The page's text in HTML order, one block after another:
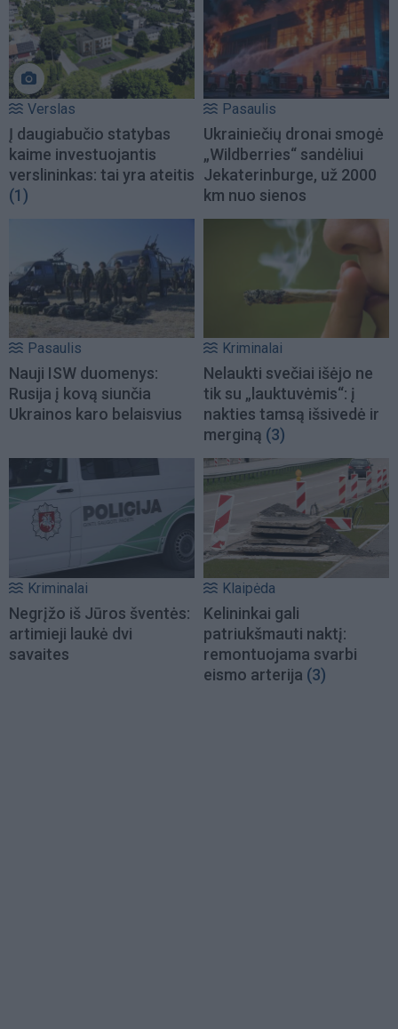
Verslas
Į daugiabučio statybas
kaime investuojantis
verslininkas: tai yra ateitis
(1)
Pasaulis
Ukrainiečių dronai smogė
„Wildberries“ sandėliui
Jekaterinburge, už 2000
km nuo sienos
Pasaulis
Nauji ISW duomenys:
Rusija į kovą siunčia
Ukrainos karo belaisvius
Kriminalai
Nelaukti svečiai išėjo ne
tik su „lauktuvėmis“: į
nakties tamsą išsivedė ir
merginą (3)
Kriminalai
Negrįžo iš Jūros šventės:
artimieji laukė dvi
savaites
Klaipėda
Kelininkai gali
patriukšmauti naktį:
remontuojama svarbi
eismo arterija (3)